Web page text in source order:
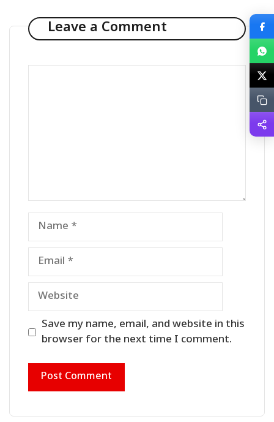
Leave a Comment
Name
Email
Website
Save my name, email, and website in this
browser for the next time I comment.